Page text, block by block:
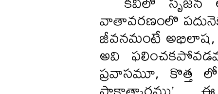
వాతావరణంలొ
జీవనమంటే
అవి
ప్రవాసమూ, కొత్త